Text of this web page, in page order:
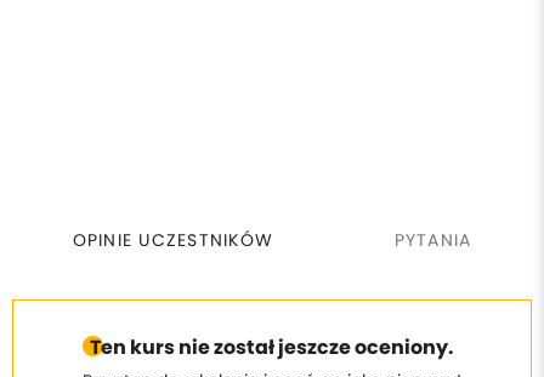
OPINIE UCZESTNIKÓW PYTANIA
Ten kurs nie został jeszcze oceniony.